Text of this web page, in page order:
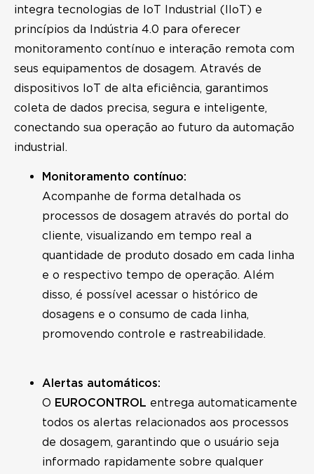
integra tecnologias de IoT Industrial (IIoT) e
princípios da Indústria 4.0 para oferecer
monitoramento contínuo e interação remota com
seus equipamentos de dosagem. Através de
dispositivos IoT de alta eficiência, garantimos
coleta de dados precisa, segura e inteligente,
conectando sua operação ao futuro da automação
industrial.
Monitoramento contínuo:
Acompanhe de forma detalhada os
processos de dosagem através do portal do
cliente, visualizando em tempo real a
quantidade de produto dosado em cada linha
e o respectivo tempo de operação. Além
disso, é possível acessar o histórico de
dosagens e o consumo de cada linha,
promovendo controle e rastreabilidade.
Alertas automáticos:
O EUROCONTROL entrega automaticamente
todos os alertas relacionados aos processos
de dosagem, garantindo que o usuário seja
informado rapidamente sobre qualquer